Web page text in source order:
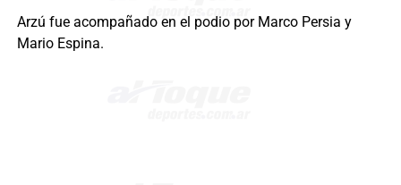
Arzú fue acompañado en el podio por Marco Persia y
Mario Espina.